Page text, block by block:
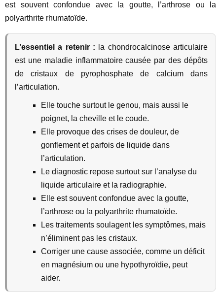
est souvent confondue avec la goutte, l’arthrose ou la
polyarthrite rhumatoïde.
L’essentiel a retenir : la chondrocalcinose articulaire
est une maladie inflammatoire causée par des dépôts
de cristaux de pyrophosphate de calcium dans
l’articulation.
Elle touche surtout le genou, mais aussi le
poignet, la cheville et le coude.
Elle provoque des crises de douleur, de
gonflement et parfois de liquide dans
l’articulation.
Le diagnostic repose surtout sur l’analyse du
liquide articulaire et la radiographie.
Elle est souvent confondue avec la goutte,
l’arthrose ou la polyarthrite rhumatoïde.
Les traitements soulagent les symptômes, mais
n’éliminent pas les cristaux.
Corriger une cause associée, comme un déficit
en magnésium ou une hypothyroïdie, peut
aider.